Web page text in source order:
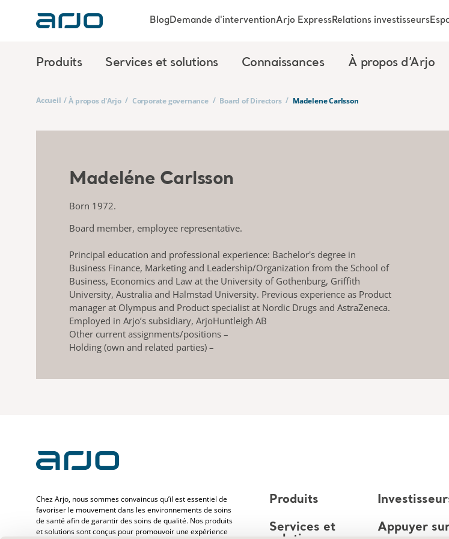
Produits Services et solutions Connaissances À propos d’Arjo
BlogDemande d'interventionArjo ExpressRelations investisseurs
Accueil / À propos d'Arjo / Corporate governance / Board of Directors / Madelene Carlsson
Madeléne Carlsson
Born 1972.
Board member, employee representative.
Principal education and professional experience: Bachelor's degree in
Business Finance, Marketing and Leadership/Organization from the School of
Business, Economics and Law at the University of Gothenburg, Griffith
University, Australia and Halmstad University. Previous experience as Product
manager at Olympus and Product specialist at Nordic Drugs and AstraZeneca.
Employed in Arjo’s subsidiary, ArjoHuntleigh AB
Other current assignments/positions –
Holding (own and related parties) –
Chez Arjo, nous sommes convaincus qu’il est essentiel de
favoriser le mouvement dans les environnements de soins
de santé afin de garantir des soins de qualité. Nos produits
et solutions sont conçus pour promouvoir une expérience
Produits
Services et
Appuyer